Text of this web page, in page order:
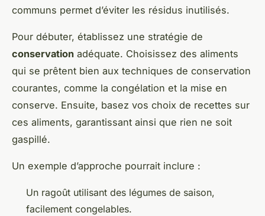
communs permet d’éviter les résidus inutilisés.
Pour débuter, établissez une stratégie de
conservation adéquate. Choisissez des aliments
qui se prêtent bien aux techniques de conservation
courantes, comme la congélation et la mise en
conserve. Ensuite, basez vos choix de recettes sur
ces aliments, garantissant ainsi que rien ne soit
gaspillé.
Un exemple d’approche pourrait inclure :
Un ragoût utilisant des légumes de saison,
facilement congelables.